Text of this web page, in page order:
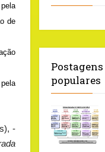
de
-
Postagens
populares